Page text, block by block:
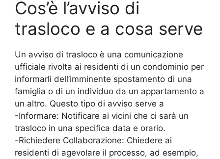
Cos’è l’avviso di
trasloco e a cosa serve
Un avviso di trasloco è una comunicazione
ufficiale rivolta ai residenti di un condominio per
informarli dell’imminente spostamento di una
famiglia o di un individuo da un appartamento a
un altro. Questo tipo di avviso serve a
-Informare: Notificare ai vicini che ci sarà un
trasloco in una specifica data e orario.
-Richiedere Collaborazione: Chiedere ai
residenti di agevolare il processo, ad esempio,